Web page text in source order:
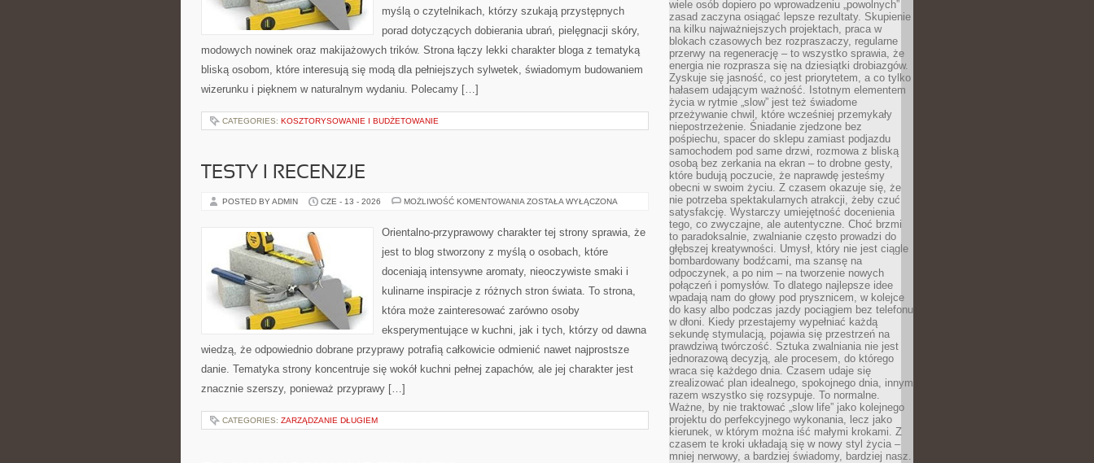
myślą o czytelnikach, którzy szukają przystępnych
porad dotyczących dobierania ubrań, pielęgnacji skóry,
modowych nowinek oraz makijażowych trików. Strona łączy lekki charakter bloga z tematyką
bliską osobom, które interesują się modą dla pełniejszych sylwetek, świadomym budowaniem
wizerunku i pięknem w naturalnym wydaniu. Polecamy […]
CATEGORIES: KOSZTORYSOWANIE I BUDŻETOWANIE
TESTY I RECENZJE
POSTED BY ADMIN CZE - 13 - 2026 MOŻLIWOŚĆ KOMENTOWANIA TESTY
ZOSTAŁA WYŁĄCZONA
Orientalno-przyprawowy charakter tej strony sprawia, że
jest to blog stworzony z myślą o osobach, które
doceniają intensywne aromaty, nieoczywiste smaki i
kulinarne inspiracje z różnych stron świata. To strona,
która może zainteresować zarówno osoby
eksperymentujące w kuchni, jak i tych, którzy od dawna
wiedzą, że odpowiednio dobrane przyprawy potrafią całkowicie odmienić nawet najprostsze
danie. Tematyka strony koncentruje się wokół kuchni pełnej zapachów, ale jej charakter jest
znacznie szerszy, ponieważ przyprawy […]
CATEGORIES: ZARZĄDZANIE DŁUGIEM
wiele osób dopiero po wprowadzeniu „powolnych”
zasad zaczyna osiągać lepsze rezultaty. Skupienie
na kilku najważniejszych projektach, praca w
blokach czasowych bez rozpraszaczy, regularne
przerwy na regenerację – to wszystko sprawia, że
energia nie rozprasza się na dziesiątki drobiazgów.
Zyskuje się jasność, co jest priorytetem, a co tylko
hałasem udającym ważność. Istotnym elementem
życia w rytmie „slow” jest też świadome
przeżywanie chwil, które wcześniej przemykały
niepostrzeżenie. Śniadanie zjedzone bez
pośpiechu, spacer do sklepu zamiast podjazdu
samochodem pod same drzwi, rozmowa z bliską
osobą bez zerkania na ekran – to drobne gesty,
które budują poczucie, że naprawdę jesteśmy
obecni w swoim życiu. Z czasem okazuje się, że
nie potrzeba spektakularnych atrakcji, żeby czuć
satysfakcję. Wystarczy umiejętność docenienia
tego, co zwyczajne, ale autentyczne. Choć brzmi
to paradoksalnie, zwalnianie często prowadzi do
głębszej kreatywności. Umysł, który nie jest ciągle
bombardowany bodźcami, ma szansę na
odpoczynek, a po nim – na tworzenie nowych
połączeń i pomysłów. To dlatego najlepsze idee
wpadają nam do głowy pod prysznicem, w kolejce
do kasy albo podczas jazdy pociągiem bez telefonu
w dłoni. Kiedy przestajemy wypełniać każdą
sekundę stymulacją, pojawia się przestrzeń na
prawdziwą twórczość. Sztuka zwalniania nie jest
jednorazową decyzją, ale procesem, do którego
wraca się każdego dnia. Czasem udaje się
zrealizować plan idealnego, spokojnego dnia, innym
razem wszystko się rozsypuje. To normalne.
Ważne, by nie traktować „slow life” jako kolejnego
projektu do perfekcyjnego wykonania, lecz jako
kierunek, w którym można iść małymi krokami. Z
czasem te kroki układają się w nowy styl życia –
mniej nerwowy, a bardziej świadomy, bardziej nasz.